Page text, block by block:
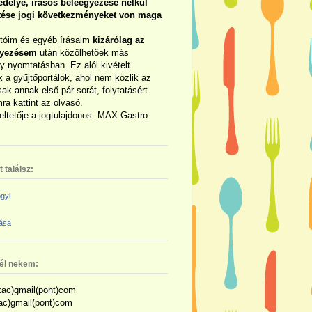
írásos beleegyezése nélkül
jogi következményeket von maga
és egyéb írásaim kizárólag az
után közölhetőek más
nyomtatásban. Ez alól kivételt
a gyűjtőportálok, ahol nem közlik az
annak első pár sorát, folytatásért
kattint az olvasó.
a jogtulajdonos: MAX Gastro
találsz:
nekem: